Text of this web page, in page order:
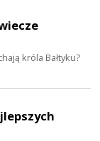
króla Bałtyku?